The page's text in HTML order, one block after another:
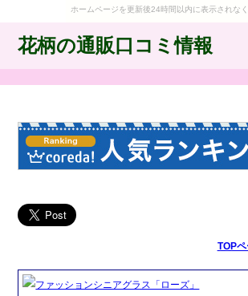
ホームページを更新後24時間以内に表示されなく
花柄の通販口コミ情報
TOP
ファッションシニアグラス「ローズ」